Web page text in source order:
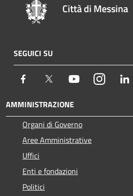
Città di Messina
SEGUICI SU
Facebook Twitter YoutubeInstagram
AMMINISTRAZIONE
Organi di Governo
Aree Amministrative
Uffici
Enti e fondazioni
Politici